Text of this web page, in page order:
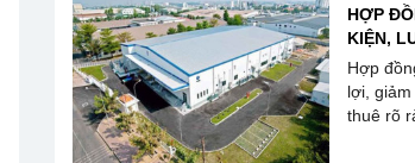
HỢP
KIỆN,
Hợp
lợi,
thuê rõ